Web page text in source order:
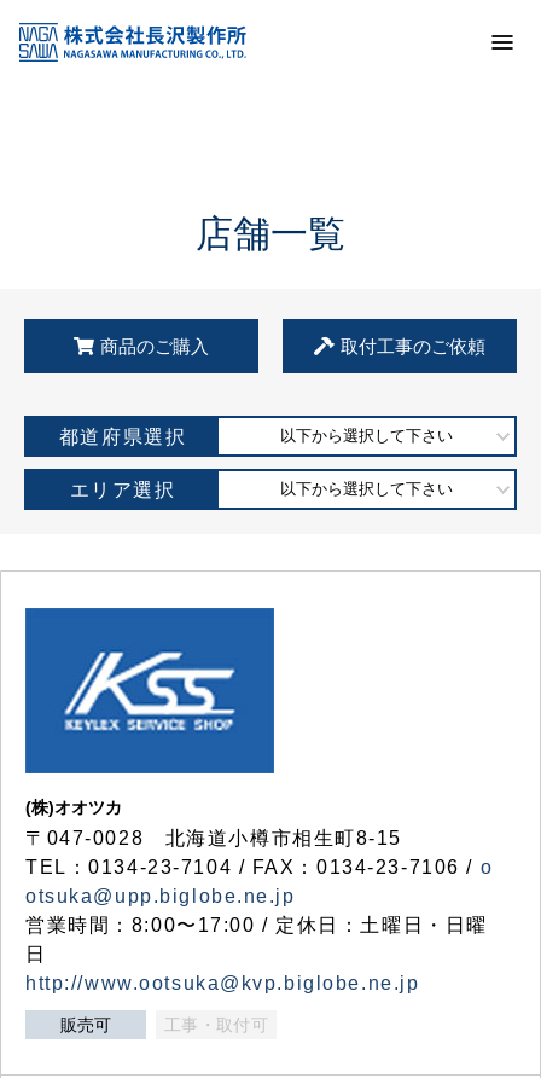
KSS加盟店・取扱店情報
店舗一覧
店舗一覧
商品のご購入 取付工事のご依頼
都道府県選択 以下から選択して下さい
エリア選択 以下から選択して下さい
(株)オオツカ
〒047-0028 北海道小樽市相生町8-15
TEL：0134-23-7104 / FAX：0134-23-7106 / o
otsuka@upp.biglobe.ne.jp
営業時間：8:00〜17:00 / 定休日：土曜日・日曜
日
http://www.ootsuka@kvp.biglobe.ne.jp
販売可 工事・取付可